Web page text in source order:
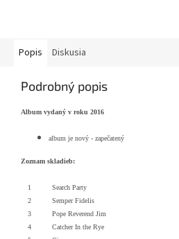
Popis Diskusia
Podrobný popis
Album vydaný v roku 2016
album je nový - zapečatený
Zoznam skladieb:
1
Search Party
2
Semper Fidelis
3
Pope Reverend Jim
4
Catcher In the Rye